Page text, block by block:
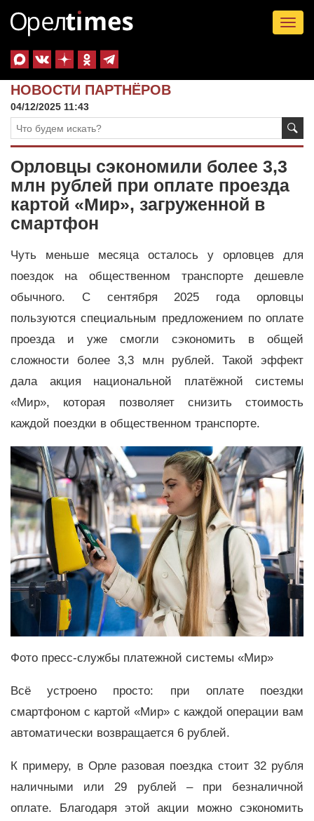
НОВОСТИ ПАРТНЁРОВ
04/12/2025 11:43
Орловцы сэкономили более 3,3
млн рублей при оплате проезда
картой «Мир», загруженной в
смартфон
Чуть меньше месяца осталось у орловцев для
поездок на общественном транспорте дешевле
обычного. С сентября 2025 года орловцы
пользуются специальным предложением по оплате
проезда и уже смогли сэкономить в общей
сложности более 3,3 млн рублей. Такой эффект
дала акция национальной платёжной системы
«Мир», которая позволяет снизить стоимость
каждой поездки в общественном транспорте.
Фото пресс-службы платежной системы «Мир»
Всё устроено просто: при оплате поездки
смартфоном с картой «Мир» с каждой операции вам
автоматически возвращается 6 рублей.
К примеру, в Орле разовая поездка стоит 32 рубля
наличными или 29 рублей – при безналичной
оплате. Благодаря этой акции можно сэкономить